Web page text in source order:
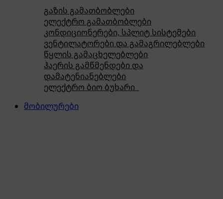
გაზის გამათბობლები
ელექტრო გამათბობლები
კონდიციონერები, სპლიტ სისტემები
ვენტილატორები და გამაგრილებლები
წყლის გამაცხელებლები
ჰაერის გამწმენდები და
დამატენიანებლები
ელექტრო ბიო ბუხარი
მობილურები